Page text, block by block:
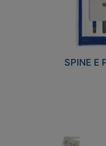
SPINE E